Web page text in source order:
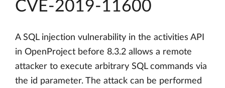
CVE-2019-11600
A SQL injection vulnerability in the activities API
in OpenProject before 8.3.2 allows a remote
attacker to execute arbitrary SQL commands via
the id parameter. The attack can be performed